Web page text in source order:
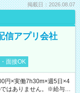
掲載日：2026.08.07
信アプリ会社
面接OK
円×実働7h30m×週5日×4
はありません。※給与即